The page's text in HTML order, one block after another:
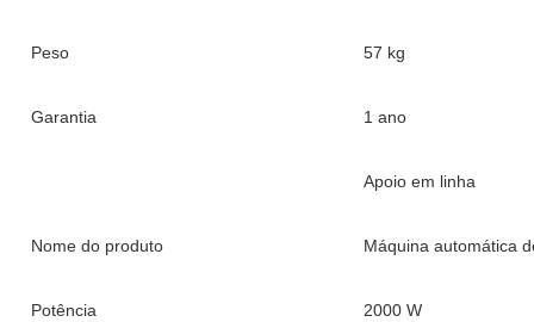
Peso 57 kg
Garantia 1 ano
Apoio em linha
Nome do produto Máquina automática
Potência 2000 W